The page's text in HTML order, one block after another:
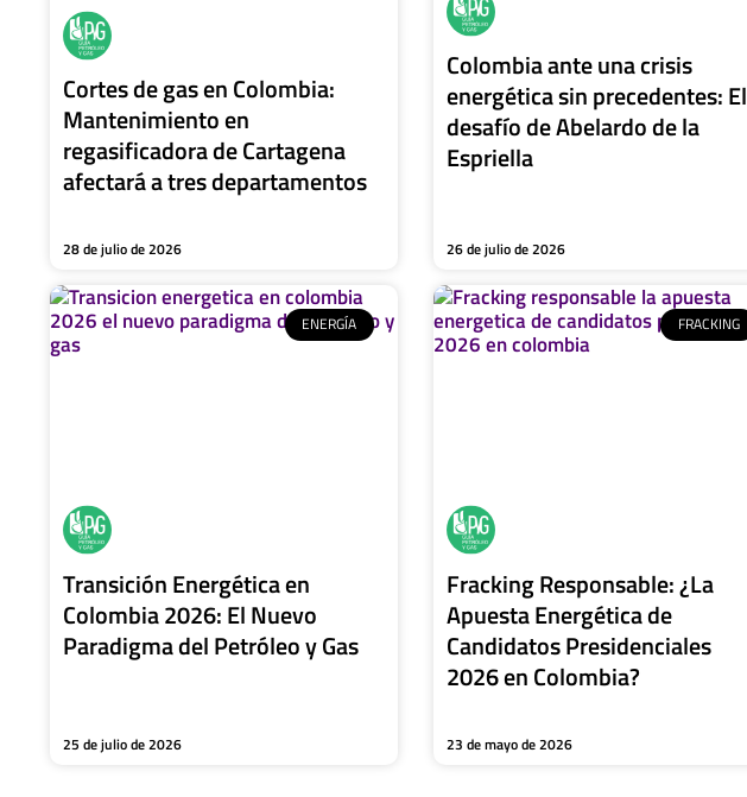
Cortes de gas en Colombia:
Mantenimiento en
regasificadora de Cartagena
afectará a tres departamentos
28 de julio de 2026
Colombia ante una crisis
energética sin precedentes: El
desafío de Abelardo de la
Espriella
26 de julio de 2026
ENERGÍA
Transición Energética en
Colombia 2026: El Nuevo
Paradigma del Petróleo y Gas
25 de julio de 2026
FRACKING
Fracking Responsable: ¿La
Apuesta Energética de
Candidatos Presidenciales
2026 en Colombia?
23 de mayo de 2026